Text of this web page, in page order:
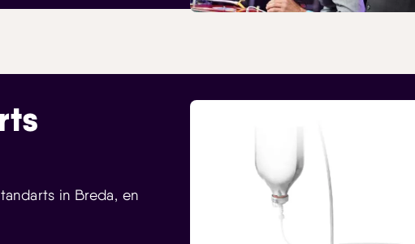
in Breda, en